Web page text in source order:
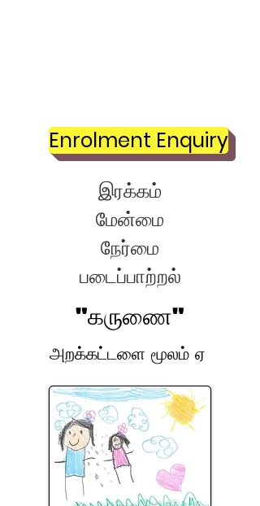
Enrolment Enquiry
இரக்கம்
மேன்மை
நேர்மை
படைப்பாற்றல்
"கருணை"
அறக்கட்டளை மூலம் ஏ